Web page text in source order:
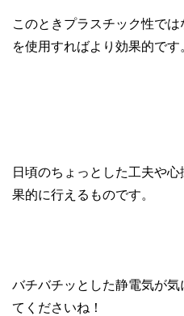
このときプラスチック性で
を使用すればより効果的です
日頃のちょっとした工夫や
果的に行えるものです。
バチバチッとした静電気が
てくださいね！